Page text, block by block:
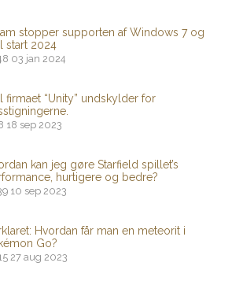
stopper supporten af ​​Windows 7 og
start 2024
03 jan 2024
firmaet “Unity” undskylder for
18 sep 2023
kan jeg gøre Starfield spillet’s
hurtigere og bedre?
10 sep 2023
Hvordan får man en meteorit i
Go?
27 aug 2023